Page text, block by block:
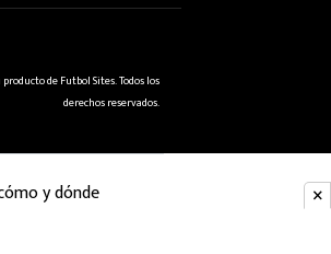
producto de Futbol Sites. Todos los
derechos reservados.
y dónde